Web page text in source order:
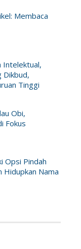
Membaca
Intelektual,
Dikbud,
Tinggi
Obi,
Fokus
Opsi Pindah
Nama